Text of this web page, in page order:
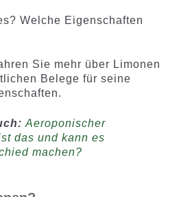
Welche Eigenschaften
Sie mehr über Limonen
Belege für seine
Aeroponischer
das und kann es
machen?